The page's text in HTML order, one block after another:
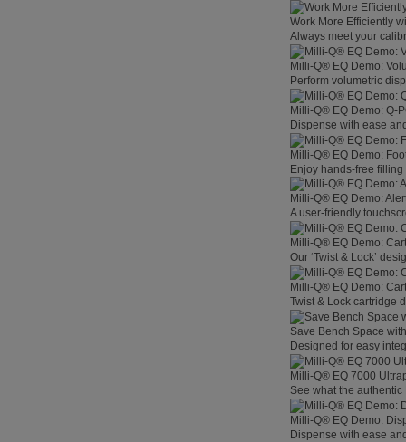
Work More Efficiently
Always meet your
Milli-Q® EQ Demo:
Perform volumetric
Milli-Q® EQ Demo: Q-
Dispense with ease
Milli-Q® EQ Demo:
Enjoy hands-free
Milli-Q® EQ Demo:
A user-friendly
Milli-Q® EQ Demo:
Our ‘Twist & Lock’
Milli-Q® EQ Demo:
Twist & Lock cartridge
Save Bench Space
Designed for easy
Milli-Q® EQ 7000
See what the
Milli-Q® EQ Demo:
Dispense with ease